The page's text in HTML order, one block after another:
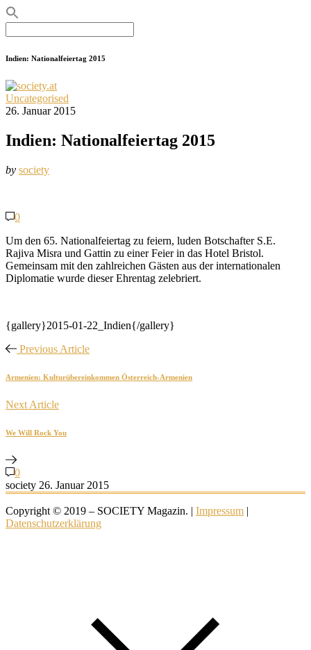
for:
Indien: Nationalfeiertag 2015
Uncategorised
26. Januar 2015
Indien: Nationalfeiertag 2015
by society
0
Um den 65. Nationalfeiertag zu feiern, luden Botschafter S.E.
Rajiva Misra und Gattin zu einer Feier in das Hotel Bristol.
Gemeinsam mit den zahlreichen Gästen aus der internationalen
Diplomatie wurde dieser Ehrentag zelebriert.
{gallery}2015-01-22_Indien{/gallery}
Previous Article
Armenien: Kulturübereinkommen Österreich-Armenien
Next Article
We Will Rock You
0
society 26. Januar 2015
Copyright © 2019 – SOCIETY Magazin. | Impressum |
Datenschutzerklärung